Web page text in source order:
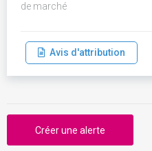
de marché
Avis d'attribution
Créer une alerte